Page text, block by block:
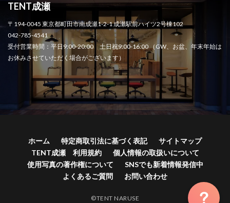
TENT成瀬
〒194-0045 東京都町田市南成瀬1-2-1 成瀬駅前ハイツ2号棟102
042-785-4541
受付営業時間：平日9:00-20:00 土日祝9:00-16:00 （GW、お盆、年末年始は
お休みさせていただく場合がございます）
ホーム 特定商取引法に基づく表記
サイトマップ
TENT成瀬 利用規約
個人情報の取扱いについて
使用写真の著作権について
SNSでも新着情報発信中
よくあるご質問
お問い合わせ
©TENT NARUSE